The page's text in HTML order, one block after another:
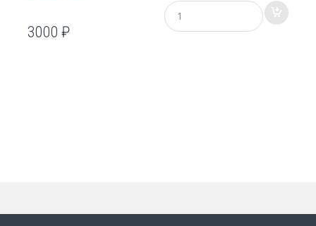
3000₽
К
о